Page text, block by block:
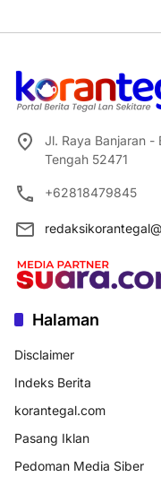
Jl. Raya Banjaran -
Tengah 52471
+62818479845
Halaman
Disclaimer
Indeks Berita
korantegal.com
Pasang Iklan
Pedoman Media Siber